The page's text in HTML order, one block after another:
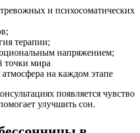
и психосоматических
терапии;
напряжением;
точки мира
на каждом этапе
появляется чувство
улучшить сон.